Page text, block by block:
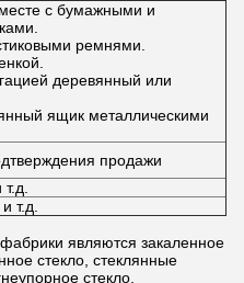
с бумажными и
ремнями.
деревянный или
ящик металлическими
продажи
т.д.
являются закаленное
стекло, стеклянные
стекло,